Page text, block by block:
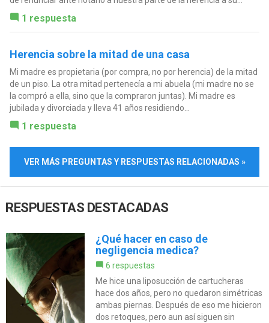
1 respuesta
Herencia sobre la mitad de una casa
Mi madre es propietaria (por compra, no por herencia) de la mitad
de un piso. La otra mitad pertenecía a mi abuela (mi madre no se
la compró a ella, sino que la compraron juntas). Mi madre es
jubilada y divorciada y lleva 41 años residiendo...
1 respuesta
VER MÁS PREGUNTAS Y RESPUESTAS RELACIONADAS »
RESPUESTAS DESTACADAS
¿Qué hacer en caso de
negligencia medica?
6 respuestas
Me hice una liposucción de cartucheras
hace dos años, pero no quedaron simétricas
ambas piernas. Después de eso me hicieron
dos retoques, pero aun así siguen sin